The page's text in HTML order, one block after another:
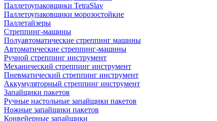
Паллетоупаковщики TetraSlav
Паллетоупаковщики морозостойкие
Паллетайзеры
Стреппинг-машины
Полуавтоматические стреппинг машины
Автоматические стреппинг-машины
Ручной стреппинг инструмент
Механический стреппинг инструмент
Пневматический стреппинг инструмент
Аккумуляторный стреппинг инструмент
Запайщики пакетов
Ручные настольные запайщики пакетов
Ножные запайщики пакетов
Конвейерные запайщики